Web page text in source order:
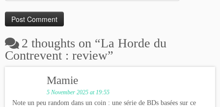
2 thoughts on “La Horde du
Contrevent : review”
Mamie
5 November 2025 at 19:55
Note un peu random dans un coin : une série de BDs basées sur ce